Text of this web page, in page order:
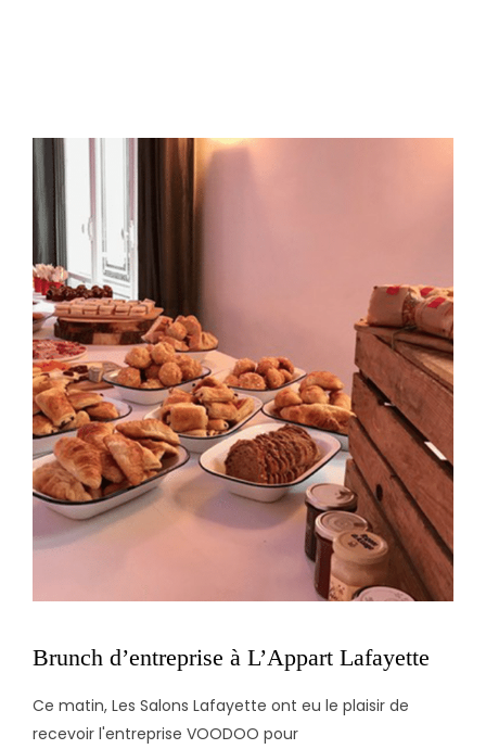
Brunch d’entreprise à L’Appart Lafayette
Ce matin, Les Salons Lafayette ont eu le plaisir de
recevoir l'entreprise VOODOO pour